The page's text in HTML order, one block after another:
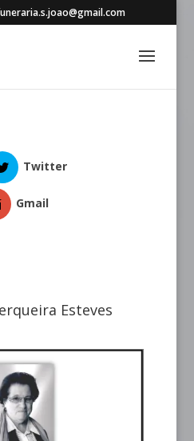
Twitter
Gmail
Esteves